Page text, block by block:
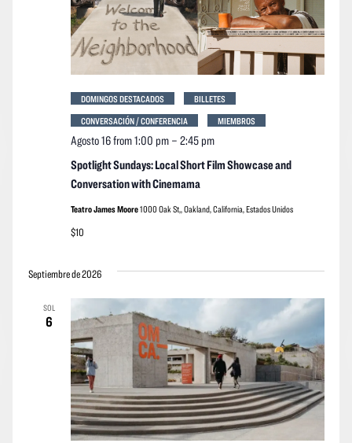
Spotlight Sundays: Local Short Film Showcase and
Conversation with Cinemama
Agosto 16 from 1:00 pm– 2:45 pm
DOMINGOS DESTACADOS
BILLETES
CONVERSACIÓN / CONFERENCIA
MIEMBROS
Teatro James Moore1000 Oak St,, Oakland, California, Estados Unidos
$10
Septiembre de 2026
SOL
6